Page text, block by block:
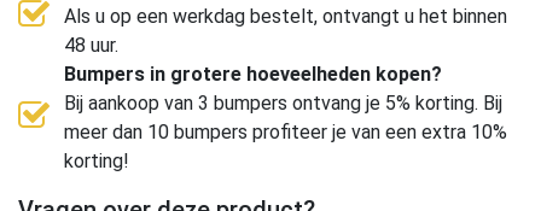
Als u op een werkdag bestelt, ontvangt u het binnen
48 uur.
Bumpers in grotere hoeveelheden kopen?
Bij aankoop van 3 bumpers ontvang je 5% korting. Bij
meer dan 10 bumpers profiteer je van een extra 10%
korting!